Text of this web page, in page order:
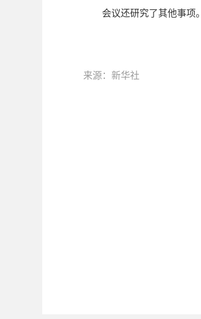
会议还研究了其他事项。
来源：新华社